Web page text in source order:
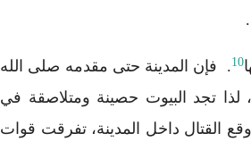
10. فإن المدينة حتى مقدمه صلى الله
تعج بالثأر والحروب الأهلية التي استمرت 120 عامًا، لذا تجد البيوت حصينة ومتلاصقة في
وقع القتال داخل المدينة، تفرقت قوات